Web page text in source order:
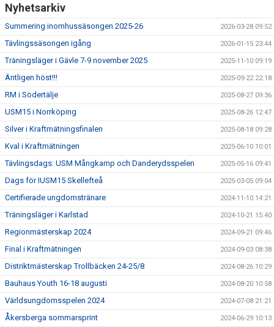
Nyhetsarkiv
Summering inomhussäsongen 2025-26 2026-03-28 09:52
Tävlingssäsongen igång 2026-01-15 23:44
Träningsläger i Gävle 7-9 november 2025 2025-11-10 09:19
Äntligen höst!!! 2025-09-22 22:18
RM i Södertälje 2025-08-27 09:36
USM15 i Norrköping 2025-08-26 12:47
Silver i Kraftmätningsfinalen 2025-08-18 09:28
Kval i Kraftmätningen 2025-06-10 10:01
Tävlingsdags: USM Mångkamp och Danderydsspelen 2025-05-16 09:41
Dags för IUSM15 Skellefteå 2025-03-05 09:04
Certifierade ungdomstränare 2024-11-10 14:21
Träningsläger i Karlstad 2024-10-21 15:40
Regionmästerskap 2024 2024-09-21 09:46
Final i Kraftmätningen 2024-09-03 08:38
Distriktmästerskap Trollbäcken 24-25/8 2024-08-26 10:29
Bauhaus Youth 16-18 augusti 2024-08-20 10:58
Världsungdomsspelen 2024 2024-07-08 21:21
Åkersberga sommarsprint 2024-06-29 10:13